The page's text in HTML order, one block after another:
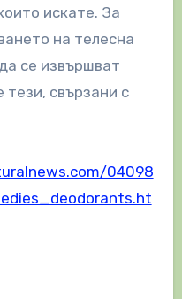
искате. За
на телесна
се извършват
свързани с
04098